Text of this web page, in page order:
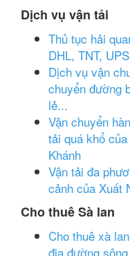
Dịch vụ vận tải
Thủ tục hải
DHL, TNT,
Dịch vụ vận
chuyển đường
lẻ...
Vận chuyển
tải quá khổ
Khánh
Vận tải đa
cảnh của Xuất
Cho thuê Sà lan
Cho thuê xà
địa đường